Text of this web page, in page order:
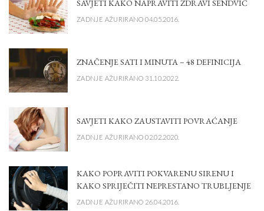
SAVJETI KAKO NAPRAVITI ZDRAVI SENDVIČ
ZADNJE AŽURIRANO 04.05.2016.
ZNAČENJE SATI I MINUTA – 48 DEFINICIJA
ZADNJE AŽURIRANO 31.10.2022.
SAVJETI KAKO ZAUSTAVITI POVRAĆANJE
ZADNJE AŽURIRANO 02.02.2020.
KAKO POPRAVITI POKVARENU SIRENU I
KAKO SPRIJEČITI NEPRESTANO TRUBLJENJE
ZADNJE AŽURIRANO 26.04.2016.